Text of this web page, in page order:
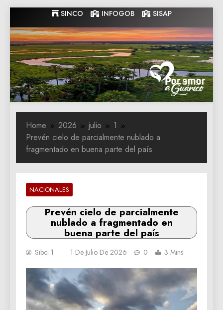
to
content
SINCO INFOGOB SISAP
Gobernacion
de Guarico
Gobernacion de Guarico
Home 2026 julio
1
Prevén cielo de parcialmente nublado a
fragmentado en buena parte del país
NACIONALES
Prevén cielo de parcialmente
nublado a fragmentado en
buena parte del país
Sibci 1 1 De Julio De 2026 0 3 Mins